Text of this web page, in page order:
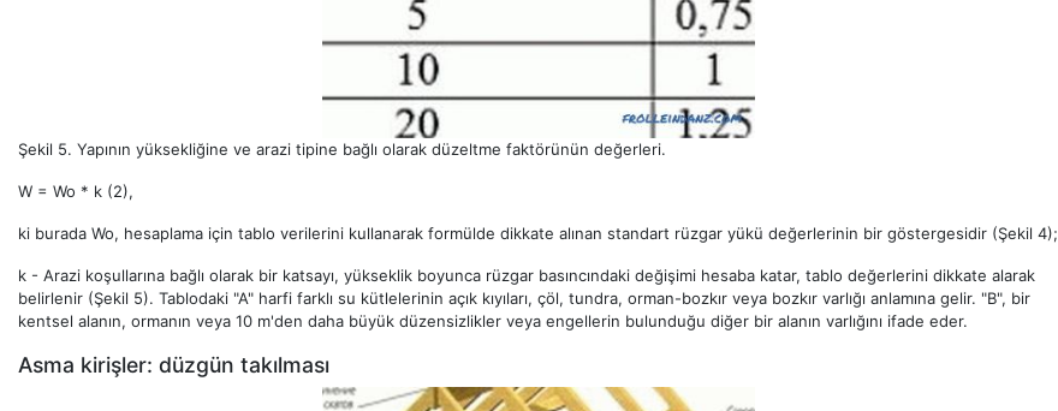
Şekil 5. Yapının yüksekliğine ve arazi tipine bağlı olarak düzeltme faktörünün değerleri.
W = Wo * k (2),
ki burada Wo, hesaplama için tablo verilerini kullanarak formülde dikkate alınan standart rüzgar yükü değerlerinin bir göstergesidir (Şekil 4);
k - Arazi koşullarına bağlı olarak bir katsayı, yükseklik boyunca rüzgar basıncındaki değişimi hesaba katar, tablo değerlerini dikkate alarak
belirlenir (Şekil 5). Tablodaki "A" harfi farklı su kütlelerinin açık kıyıları, çöl, tundra, orman-bozkır veya bozkır varlığı anlamına gelir. "B", bir
kentsel alanın, ormanın veya 10 m'den daha büyük düzensizlikler veya engellerin bulunduğu diğer bir alanın varlığını ifade eder.
Asma kirişler: düzgün takılması